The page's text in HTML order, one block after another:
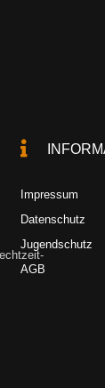
Impressum
Datenschutz
Jugendschutz
AGB